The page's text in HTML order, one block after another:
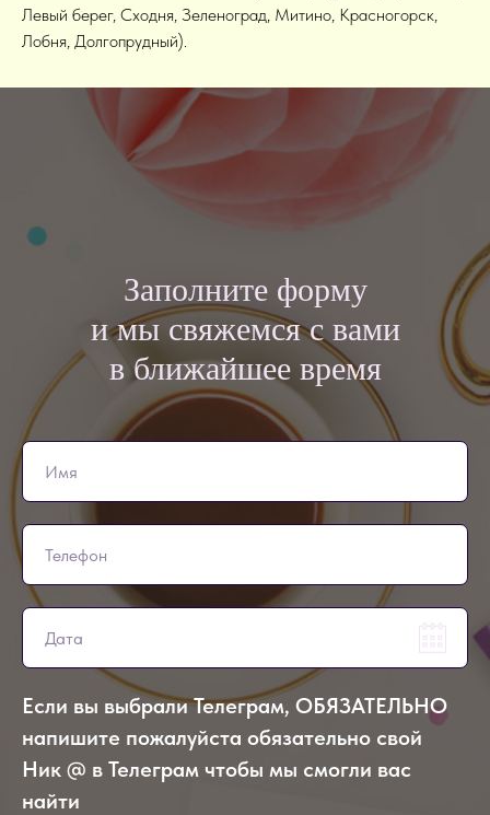
Левый берег, Сходня, Зеленоград, Митино, Красногорск,
Лобня, Долгопрудный).
Заполните форму
и мы свяжемся с вами
в ближайшее время
Если вы выбрали Телеграм, ОБЯЗАТЕЛЬНО
напишите пожалуйста обязательно свой
Ник @ в Телеграм чтобы мы смогли вас
найти